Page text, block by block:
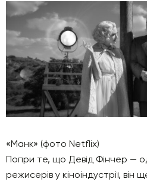
«Манк» (фото Netflix)
Попри те, що Девід Фінчер —
режисерів у кіноіндустрії, він